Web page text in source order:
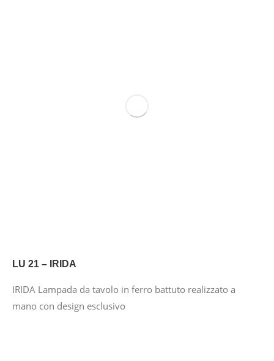
LU 21 – IRIDA
IRIDA Lampada da tavolo in ferro battuto realizzato a
mano con design esclusivo